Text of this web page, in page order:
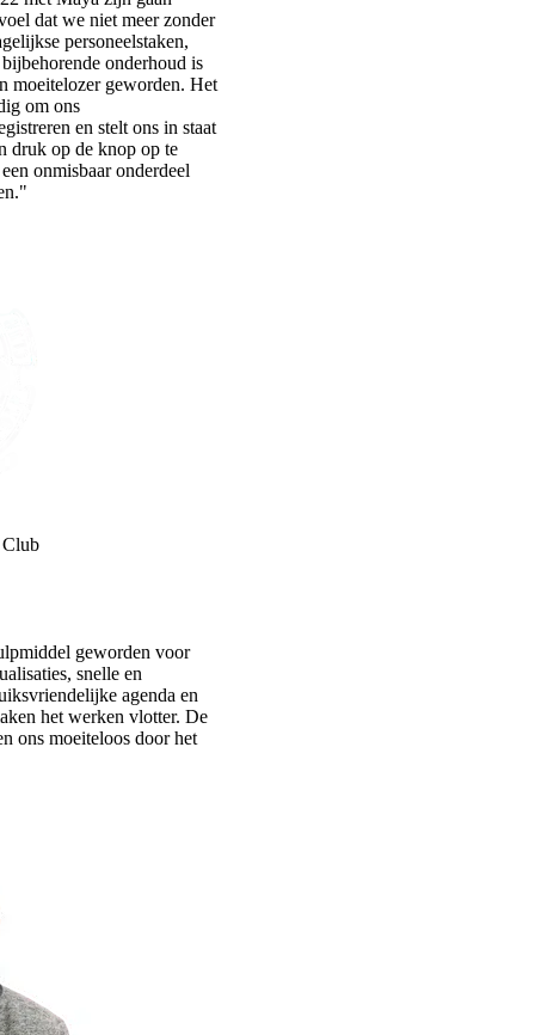
dat we niet meer zonder
personeelstaken,
onderhoud is
moeitelozer geworden. Het
om ons
en stelt ons in staat
druk op de knop op te
onmisbaar onderdeel
geworden voor
snelle en
agenda en
het werken vlotter. De
ons moeiteloos door het